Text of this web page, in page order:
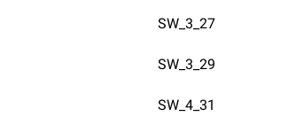
SW_3_27
SW_3_29
SW_4_31